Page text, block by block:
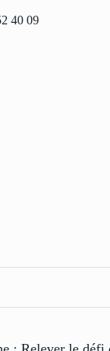
40 09